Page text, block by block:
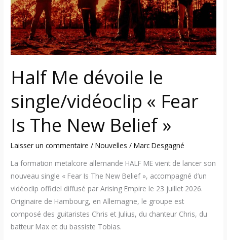
Half Me dévoile le
single/vidéoclip « Fear
Is The New Belief »
Laisser un commentaire /Nouvelles /Marc Desgagné
La formation metalcore allemande HALF ME vient de lancer son
nouveau single « Fear Is The New Belief », accompagné d’un
vidéoclip officiel diffusé par Arising Empire le 23 juillet 2026.
Originaire de Hambourg, en Allemagne, le groupe est
composé des guitaristes Chris et Julius, du chanteur Chris, du
batteur Max et du bassiste Tobias.
Fear
Is
The
New
Belief
»